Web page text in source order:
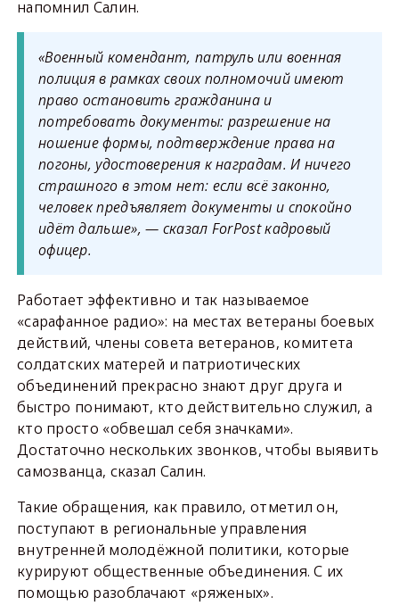
напомнил Салин.
«Военный комендант, патруль или военная
полиция в рамках своих полномочий имеют
право остановить гражданина и
потребовать документы: разрешение на
ношение формы, подтверждение права на
погоны, удостоверения к наградам. И ничего
страшного в этом нет: если всё законно,
человек предъявляет документы и спокойно
идёт дальше», — сказал ForPost кадровый
офицер.
Работает эффективно и так называемое
«сарафанное радио»: на местах ветераны боевых
действий, члены совета ветеранов, комитета
солдатских матерей и патриотических
объединений прекрасно знают друг друга и
быстро понимают, кто действительно служил, а
кто просто «обвешал себя значками».
Достаточно нескольких звонков, чтобы выявить
самозванца, сказал Салин.
Такие обращения, как правило, отметил он,
поступают в региональные управления
внутренней молодёжной политики, которые
курируют общественные объединения. С их
помощью разоблачают «ряженых».